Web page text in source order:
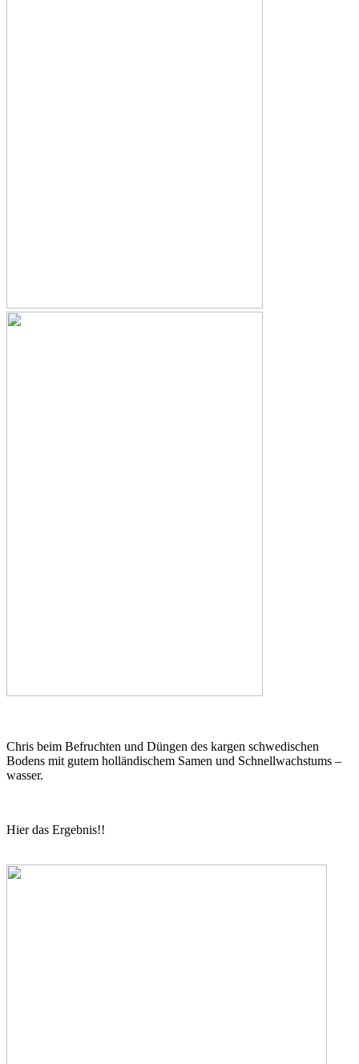
Chris beim Befruchten und Düngen des kargen schwedischen
Bodens mit gutem holländischem Samen und Schnellwachstums –
wasser.
Hier das Ergebnis!!